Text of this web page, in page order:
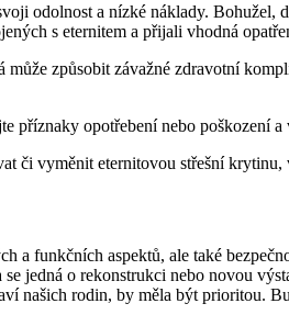
odolnost a nízké náklady.
s eternitem a přijali vhodná
způsobit závažné zdravotní
příznaky opotřebení nebo poškození a
či vyměnit eternitovou střešní
a funkčních aspektů, ale také
jedná o rekonstrukci nebo novou
našich rodin, by měla být prioritou.